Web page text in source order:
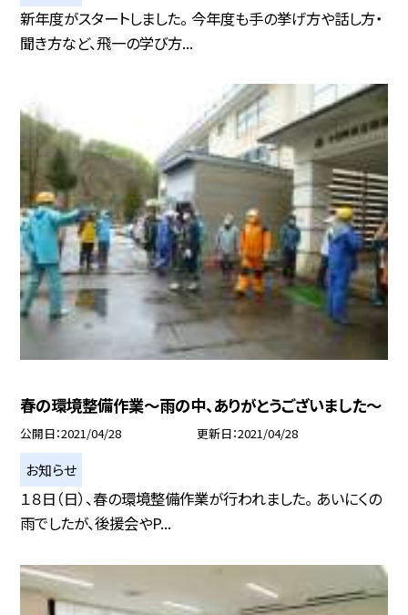
新年度がスタートしました。 今年度も手の挙げ方や話し方・
聞き方など、飛一の学び方...
春の環境整備作業〜雨の中、ありがとうございました〜
公開日 2021/04/28 更新日 2021/04/28
お知らせ
１８日（日）、春の環境整備作業が行われました。 あいにくの
雨でしたが、後援会やP...